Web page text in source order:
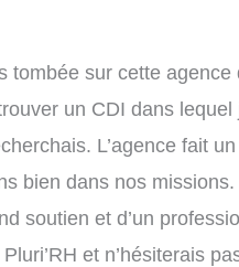
tombée sur cette agence
un CDI dans lequel
L’agence fait
bien dans nos
soutien et d’un
et n’hésiterais